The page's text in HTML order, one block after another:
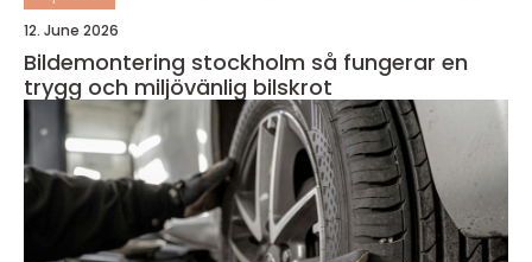
12. June 2026
Bildemontering stockholm så fungerar en
trygg och miljövänlig bilskrot